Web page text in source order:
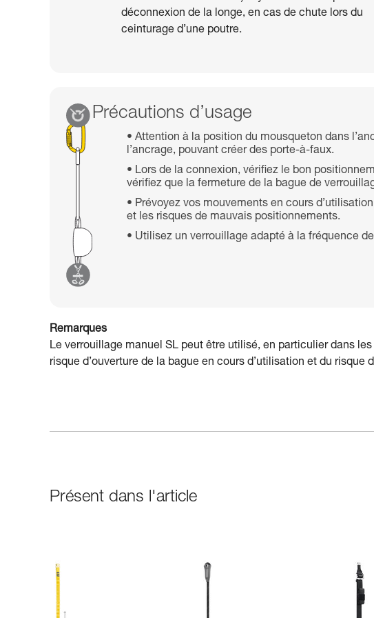
déconnexion de la longe, en cas de chute lors du
ceinturage d’une poutre.
Précautions d’usage
Attention à la position du mousqueton dans
l’ancrage, pouvant créer des porte-à-faux.
Lors de la connexion, vérifiez le bon
vérifiez que la fermeture de la bague de
Prévoyez vos mouvements en cours
et les risques de mauvais positionnements.
Utilisez un verrouillage adapté à la fréquence
Remarques
Le verrouillage manuel SL peut être utilisé, en particulier dans
risque d’ouverture de la bague en cours d’utilisation et du
Présent dans l'article